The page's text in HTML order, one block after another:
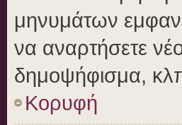
μηνυμάτων
να αναρτήσετε
δημοψήφισμα,
Κορυφή